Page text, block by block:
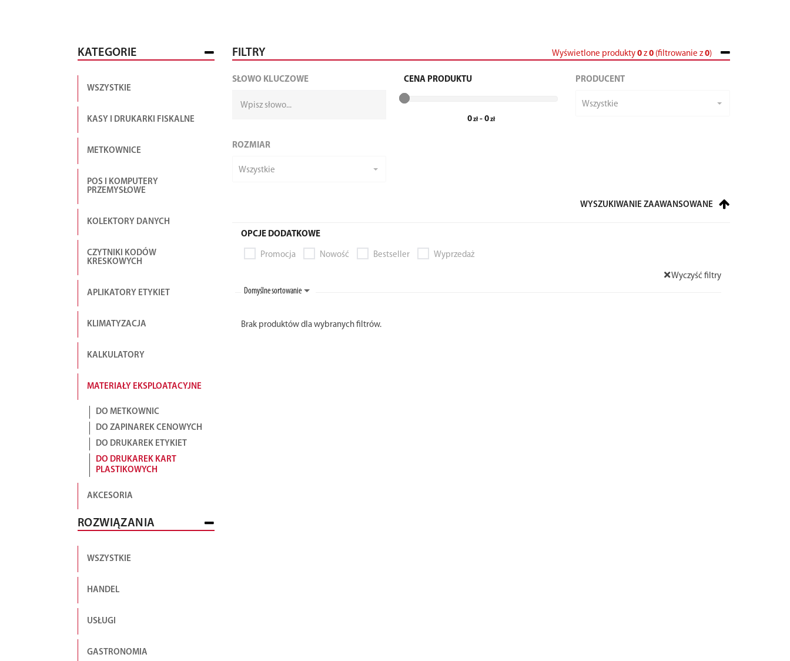
KATEGORIE
WSZYSTKIE
KASY I DRUKARKI FISKALNE
METKOWNICE
POS I KOMPUTERY
PRZEMYSŁOWE
KOLEKTORY DANYCH
CZYTNIKI KODÓW
KRESKOWYCH
APLIKATORY ETYKIET
KLIMATYZACJA
KALKULATORY
MATERIAŁY EKSPLOATACYJNE
DO METKOWNIC
DO ZAPINAREK CENOWYCH
DO DRUKAREK ETYKIET
DO DRUKAREK KART
PLASTIKOWYCH
AKCESORIA
ROZWIĄZANIA
WSZYSTKIE
HANDEL
USŁUGI
GASTRONOMIA
FILTRY Wyświetlone produkty 0 z0 (filtrowanie z0)
SŁOWO KLUCZOWE CENA PRODUKTU
0 - 0
PRODUCENT
Wszystkie
ROZMIAR
Wszystkie
WYSZUKIWANIE ZAAWANSOWANE
OPCJE DODATKOWE
Promocja Nowość Bestseller Wyprzedaż
Wyczyść filtry
Domyślne sortowanie
Brak produktów dla wybranych filtrów.